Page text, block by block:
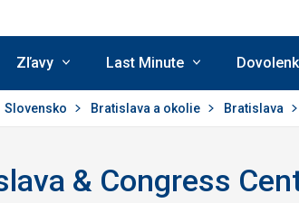
Zľavy Last Minute
Slovensko Bratislava a okolie Bratislava
& Congress